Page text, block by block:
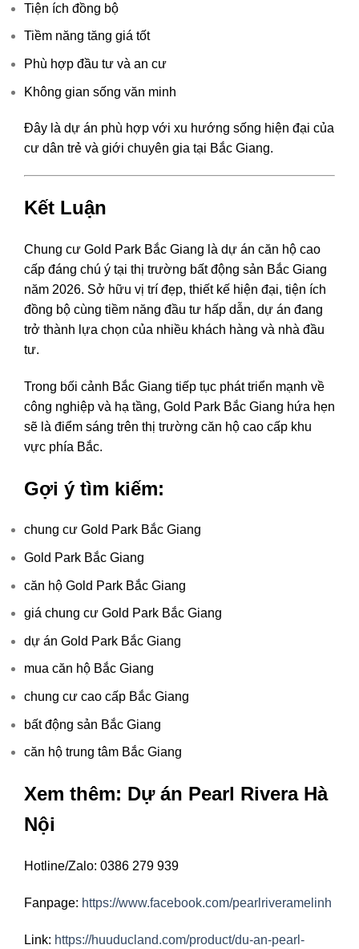
Tiện ích đồng bộ
Tiềm năng tăng giá tốt
Phù hợp đầu tư và an cư
Không gian sống văn minh
Đây là dự án phù hợp với xu hướng sống hiện đại của
cư dân trẻ và giới chuyên gia tại Bắc Giang.
Kết Luận
Chung cư Gold Park Bắc Giang là dự án căn hộ cao
cấp đáng chú ý tại thị trường bất động sản Bắc Giang
năm 2026. Sở hữu vị trí đẹp, thiết kế hiện đại, tiện ích
đồng bộ cùng tiềm năng đầu tư hấp dẫn, dự án đang
trở thành lựa chọn của nhiều khách hàng và nhà đầu
tư.
Trong bối cảnh Bắc Giang tiếp tục phát triển mạnh về
công nghiệp và hạ tầng, Gold Park Bắc Giang hứa hẹn
sẽ là điểm sáng trên thị trường căn hộ cao cấp khu
vực phía Bắc.
Gợi ý tìm kiếm:
chung cư Gold Park Bắc Giang
Gold Park Bắc Giang
căn hộ Gold Park Bắc Giang
giá chung cư Gold Park Bắc Giang
dự án Gold Park Bắc Giang
mua căn hộ Bắc Giang
chung cư cao cấp Bắc Giang
bất động sản Bắc Giang
căn hộ trung tâm Bắc Giang
Xem thêm: Dự án Pearl Rivera Hà
Nội
Hotline/Zalo: 0386 279 939
Fanpage: https://www.facebook.com/pearlriveramelinh
Link: https://huuducland.com/product/du-an-pearl-